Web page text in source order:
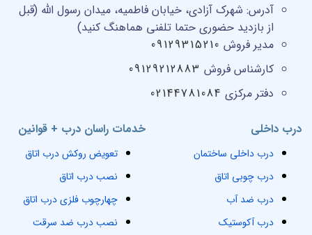
خدمات راسان درب + قوانین
تعویض روکش درب اتاق
نصب درب اتاق
چهارچوب فلزی درب اتاق
نصب درب ضد سرقت
درب داخلی
درب داخلی ساختمان
درب چوبی اتاق
درب ضد آب
درب آکوستیک
آدرس: شهرک آزادی، خیابان فاطمیه، میدان رسول الله (قبل
از بازدید حضوری حتما تلفنی هماهنگ کنید)
مدیر فروش 09129315210
کارشناس فروش 09129212883
دفتر مرکزی 02144781084